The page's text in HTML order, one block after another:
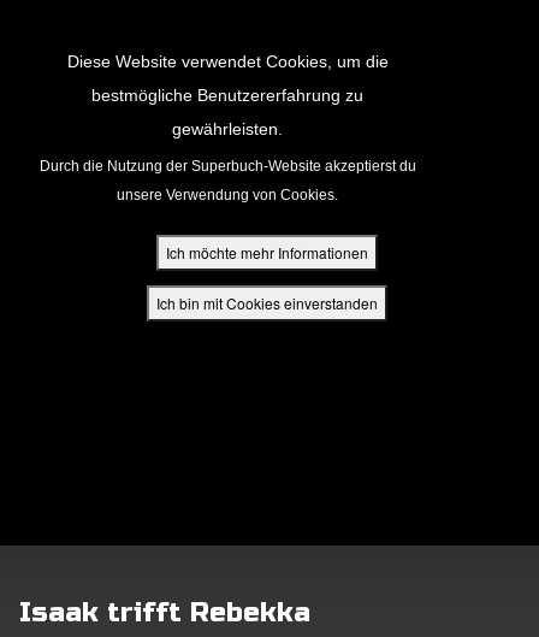
Diese Website verwendet Cookies, um die
bestmögliche Benutzererfahrung zu
gewährleisten.
Durch die Nutzung der Superbuch-Website akzeptierst du
unsere Verwendung von Cookies.
Ich möchte mehr Informationen
Ich bin mit Cookies einverstanden
Isaak trifft Rebekka